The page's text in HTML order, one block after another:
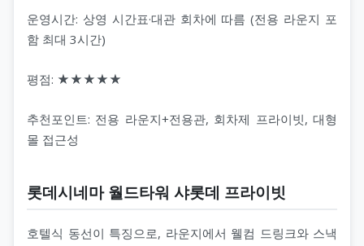
운영시간: 상영 시간표·대관 회차에 따름 (전용 라운지 포
함 최대 3시간)
평점: ★★★★★
추천포인트: 전용 라운지+전용관, 회차제 프라이빗, 대형
몰 접근성
롯데시네마 월드타워 샤롯데 프라이빗
호텔식 동선이 특징으로, 라운지에서 웰컴 드링크와 스낵